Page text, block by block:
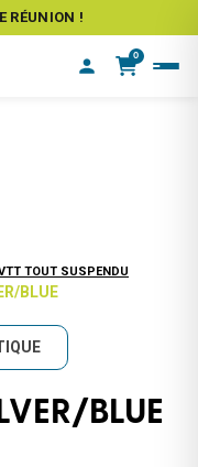
RÉUNION !
0
TOUT SUSPENDU
BLUE
BLUE